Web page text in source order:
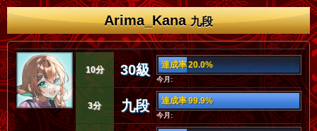
Arima_Kana九段
10分 30級 達成率 20.0%
今月:
3分 九段 達成率 99.9%
今月: